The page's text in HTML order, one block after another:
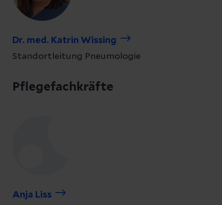
Dr. med. Katrin Wissing
Standortleitung Pneumologie
Pflegefachkräfte
Anja Liss